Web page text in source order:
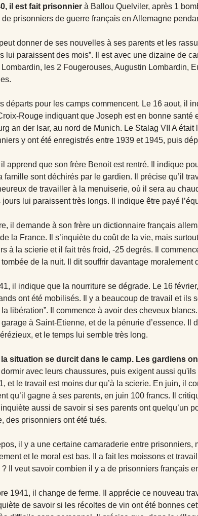
il est fait prisonnier à Ballou Quelviler, après 1
prisonniers de guerre français en Allemagne
donner de ses nouvelles à ses parents et les
lui paraissent des mois”. Il est avec une dizaine de
les 2 Fougerouses, Augustin Lombardin,
départs pour les camps commencent. Le 16 aout, il
Rouge indiquant que Joseph est en bonne santé
an der Isar, au nord de Munich. Le Stalag VII A
y ont été enregistrés entre 1939 et 1945, puis
il apprend que son frère Benoit est rentré. Il indique
famille sont déchirés par le gardien. Il précise qu’il
de travailler à la menuiserie, où il sera au
lui paraissent très longs. Il indique être payé
il demande à son frère un dictionnaire français
la France. Il s’inquiète du coût de la vie, mais
à la scierie et il fait très froid, -25 degrés. Il
de la nuit. Il dit souffrir davantage moralement
il indique que la nourriture se dégrade. Le 16
ont été mobilisés. Il y a beaucoup de travail et ils
libération”. Il commence à avoir des cheveux
à Saint-Etienne, et de la pénurie d’essence. Il
et le temps lui semble très long.
la situation se durcit dans le camp. Les gardiens
avec leurs chaussures, puis exigent aussi
et le travail est moins dur qu’à la scierie. En juin, il
qu’il gagne à ses parents, en juin 100 francs. Il
aussi de savoir si ses parents ont quelqu’un
des prisonniers ont été tués.
il y a une certaine camaraderie entre
et le moral est bas. Il a fait les moissons et
Il veut savoir combien il y a de prisonniers français
1941, il change de ferme. Il apprécie ce nouveau
de savoir si les récoltes de vin ont été bonnes